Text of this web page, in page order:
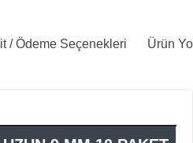
/ Ödeme Seçenekleri Ürün